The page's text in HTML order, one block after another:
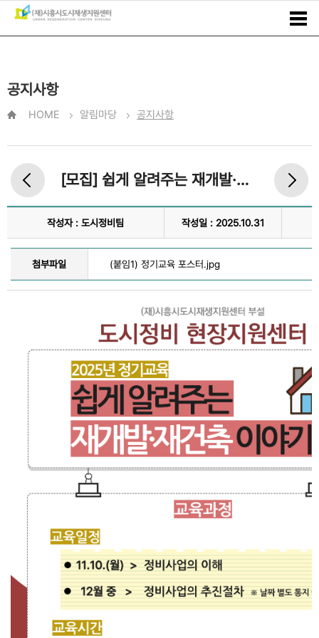
공지사항
HOME 알림마당 공지사항
[모집] 쉽게 알려주는 재개발·재건축 이야기
작성자 : 도시정비팀 작성일 : 2025.10.31
첨부파일 (붙임1) 정기교육 포스터.jpg